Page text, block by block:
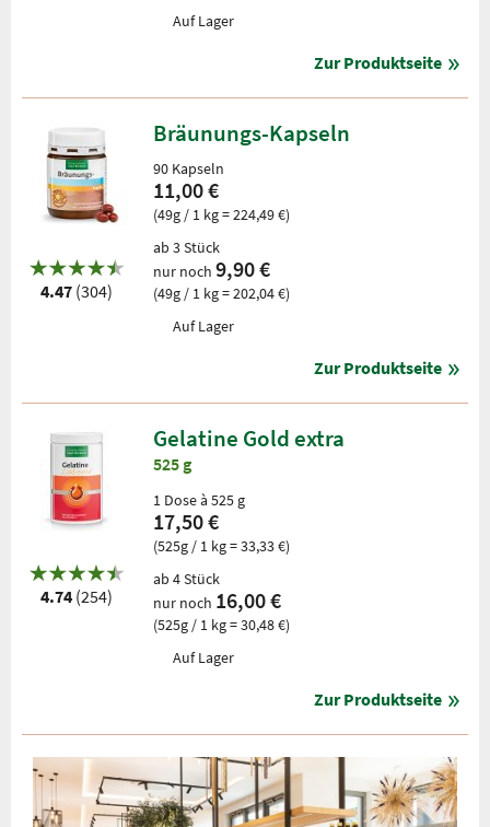
Auf Lager
Zur Produktseite
4.47 (304)
Bräunungs-Kapseln
90 Kapseln
11,00 €
(49g / 1 kg = 224,49 €)
ab 3 Stück
nur noch 9,90 €
(49g / 1 kg = 202,04 €)
Auf Lager
Zur Produktseite
4.74 (254)
Gelatine Gold extra
525 g
1 Dose à 525 g
17,50 €
(525g / 1 kg = 33,33 €)
ab 4 Stück
nur noch 16,00 €
(525g / 1 kg = 30,48 €)
Auf Lager
Zur Produktseite